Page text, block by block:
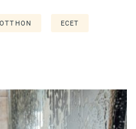
OTTHON ECET